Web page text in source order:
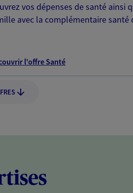
vos dépenses de santé ainsi
avec la complémentaire santé
l'offre Santé